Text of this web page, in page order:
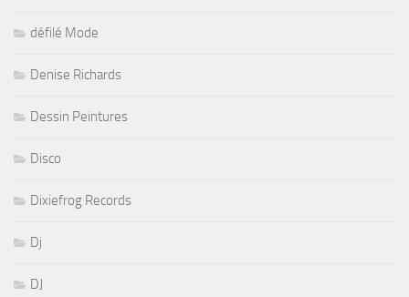
défilé Mode
Denise Richards
Dessin Peintures
Disco
Dixiefrog Records
Dj
DJ